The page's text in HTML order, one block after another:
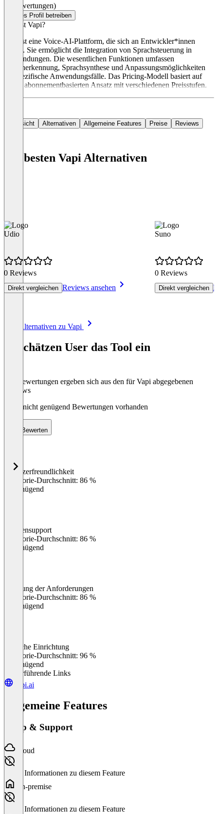
(0 Bewertungen)
Dieses Profil betreiben
Was ist Vapi?
Vapi ist eine Voice-AI-Plattform, die sich an Entwickler*innen
richtet. Sie ermöglicht die Integration von Sprachsteuerung in
Anwendungen. Die wesentlichen Funktionen umfassen
Spracherkennung, Sprachsynthese und Anpassungsmöglichkeiten
für spezifische Anwendungsfälle. Das Pricing-Modell basiert auf
einem abonnementbasierten Ansatz mit verschiedenen Preisstufen.
Übersicht Alternativen Allgemeine Features Preise Reviews
Die besten Vapi Alternativen
Udio
0 Reviews
Direkt vergleichen Reviews ansehen
Suno
0 Reviews
Direkt vergleichen
Alle Alternativen zu Vapi
So schätzen User das Tool ein
Die Bewertungen ergeben sich aus den für Vapi abgegebenen
Reviews
Noch nicht genügend Bewertungen vorhanden
Bewerten
Benutzerfreundlichkeit
Kategorie-Durchschnitt: 86 %
Ungenügend
Kundensupport
Kategorie-Durchschnitt: 86 %
Ungenügend
Erfüllung der Anforderungen
Kategorie-Durchschnitt: 86 %
Ungenügend
Einfache Einrichtung
Kategorie-Durchschnitt: 96 %
Ungenügend
Weiterführende Links
vapi.ai
Allgemeine Features
Setup & Support
Cloud
Keine Informationen zu diesem Feature
On-premise
Keine Informationen zu diesem Feature